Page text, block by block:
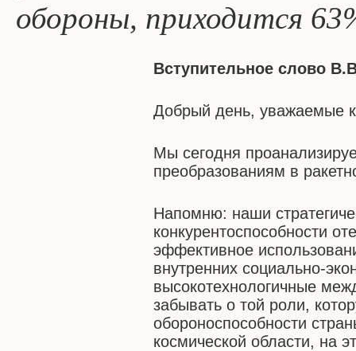
обороны, приходится
Вступительное слово
Добрый день, уважаемые
Мы сегодня
преобразованиям в
Напомню: наши
конкурентоспособности
эффективное
внутренних социально-
высокотехнологичные
забывать о той роли,
обороноспособности
космической области, на